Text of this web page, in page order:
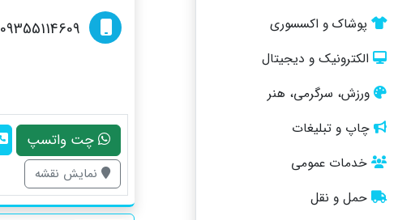
پوشاک و اکسسوری
الکترونیک و دیجیتال
ورزش، سرگرمی، هنر
چاپ و تبلیغات
خدمات عمومی
حمل و نقل
09355114609
چت واتسپ
نمایش نقشه